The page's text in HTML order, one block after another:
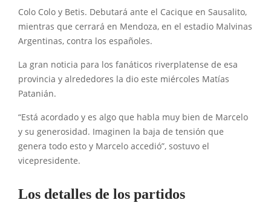
Colo Colo y Betis. Debutará ante el Cacique en Sausalito,
mientras que cerrará en Mendoza, en el estadio Malvinas
Argentinas, contra los españoles.
La gran noticia para los fanáticos riverplatense de esa
provincia y alrededores la dio este miércoles Matías
Patanián.
“Está acordado y es algo que habla muy bien de Marcelo
y su generosidad. Imaginen la baja de tensión que
genera todo esto y Marcelo accedió”, sostuvo el
vicepresidente.
Los detalles de los partidos